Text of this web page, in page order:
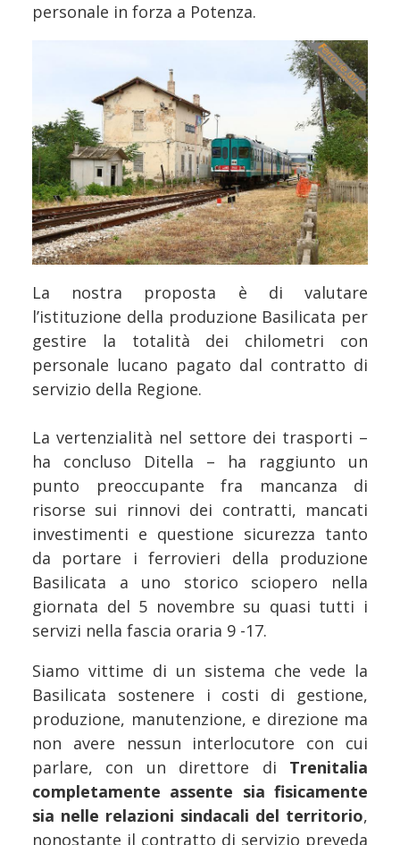
personale in forza a Potenza.
La nostra proposta è di valutare
l’istituzione della produzione Basilicata per
gestire la totalità dei chilometri con
personale lucano pagato dal contratto di
servizio della Regione.
La vertenzialità nel settore dei trasporti –
ha concluso Ditella – ha raggiunto un
punto preoccupante fra mancanza di
risorse sui rinnovi dei contratti, mancati
investimenti e questione sicurezza tanto
da portare i ferrovieri della produzione
Basilicata a uno storico sciopero nella
giornata del 5 novembre su quasi tutti i
servizi nella fascia oraria 9 -17.
Siamo vittime di un sistema che vede la
Basilicata sostenere i costi di gestione,
produzione, manutenzione, e direzione ma
non avere nessun interlocutore con cui
parlare, con un direttore di Trenitalia
completamente assente sia fisicamente
sia nelle relazioni sindacali del territorio,
nonostante il contratto di servizio preveda